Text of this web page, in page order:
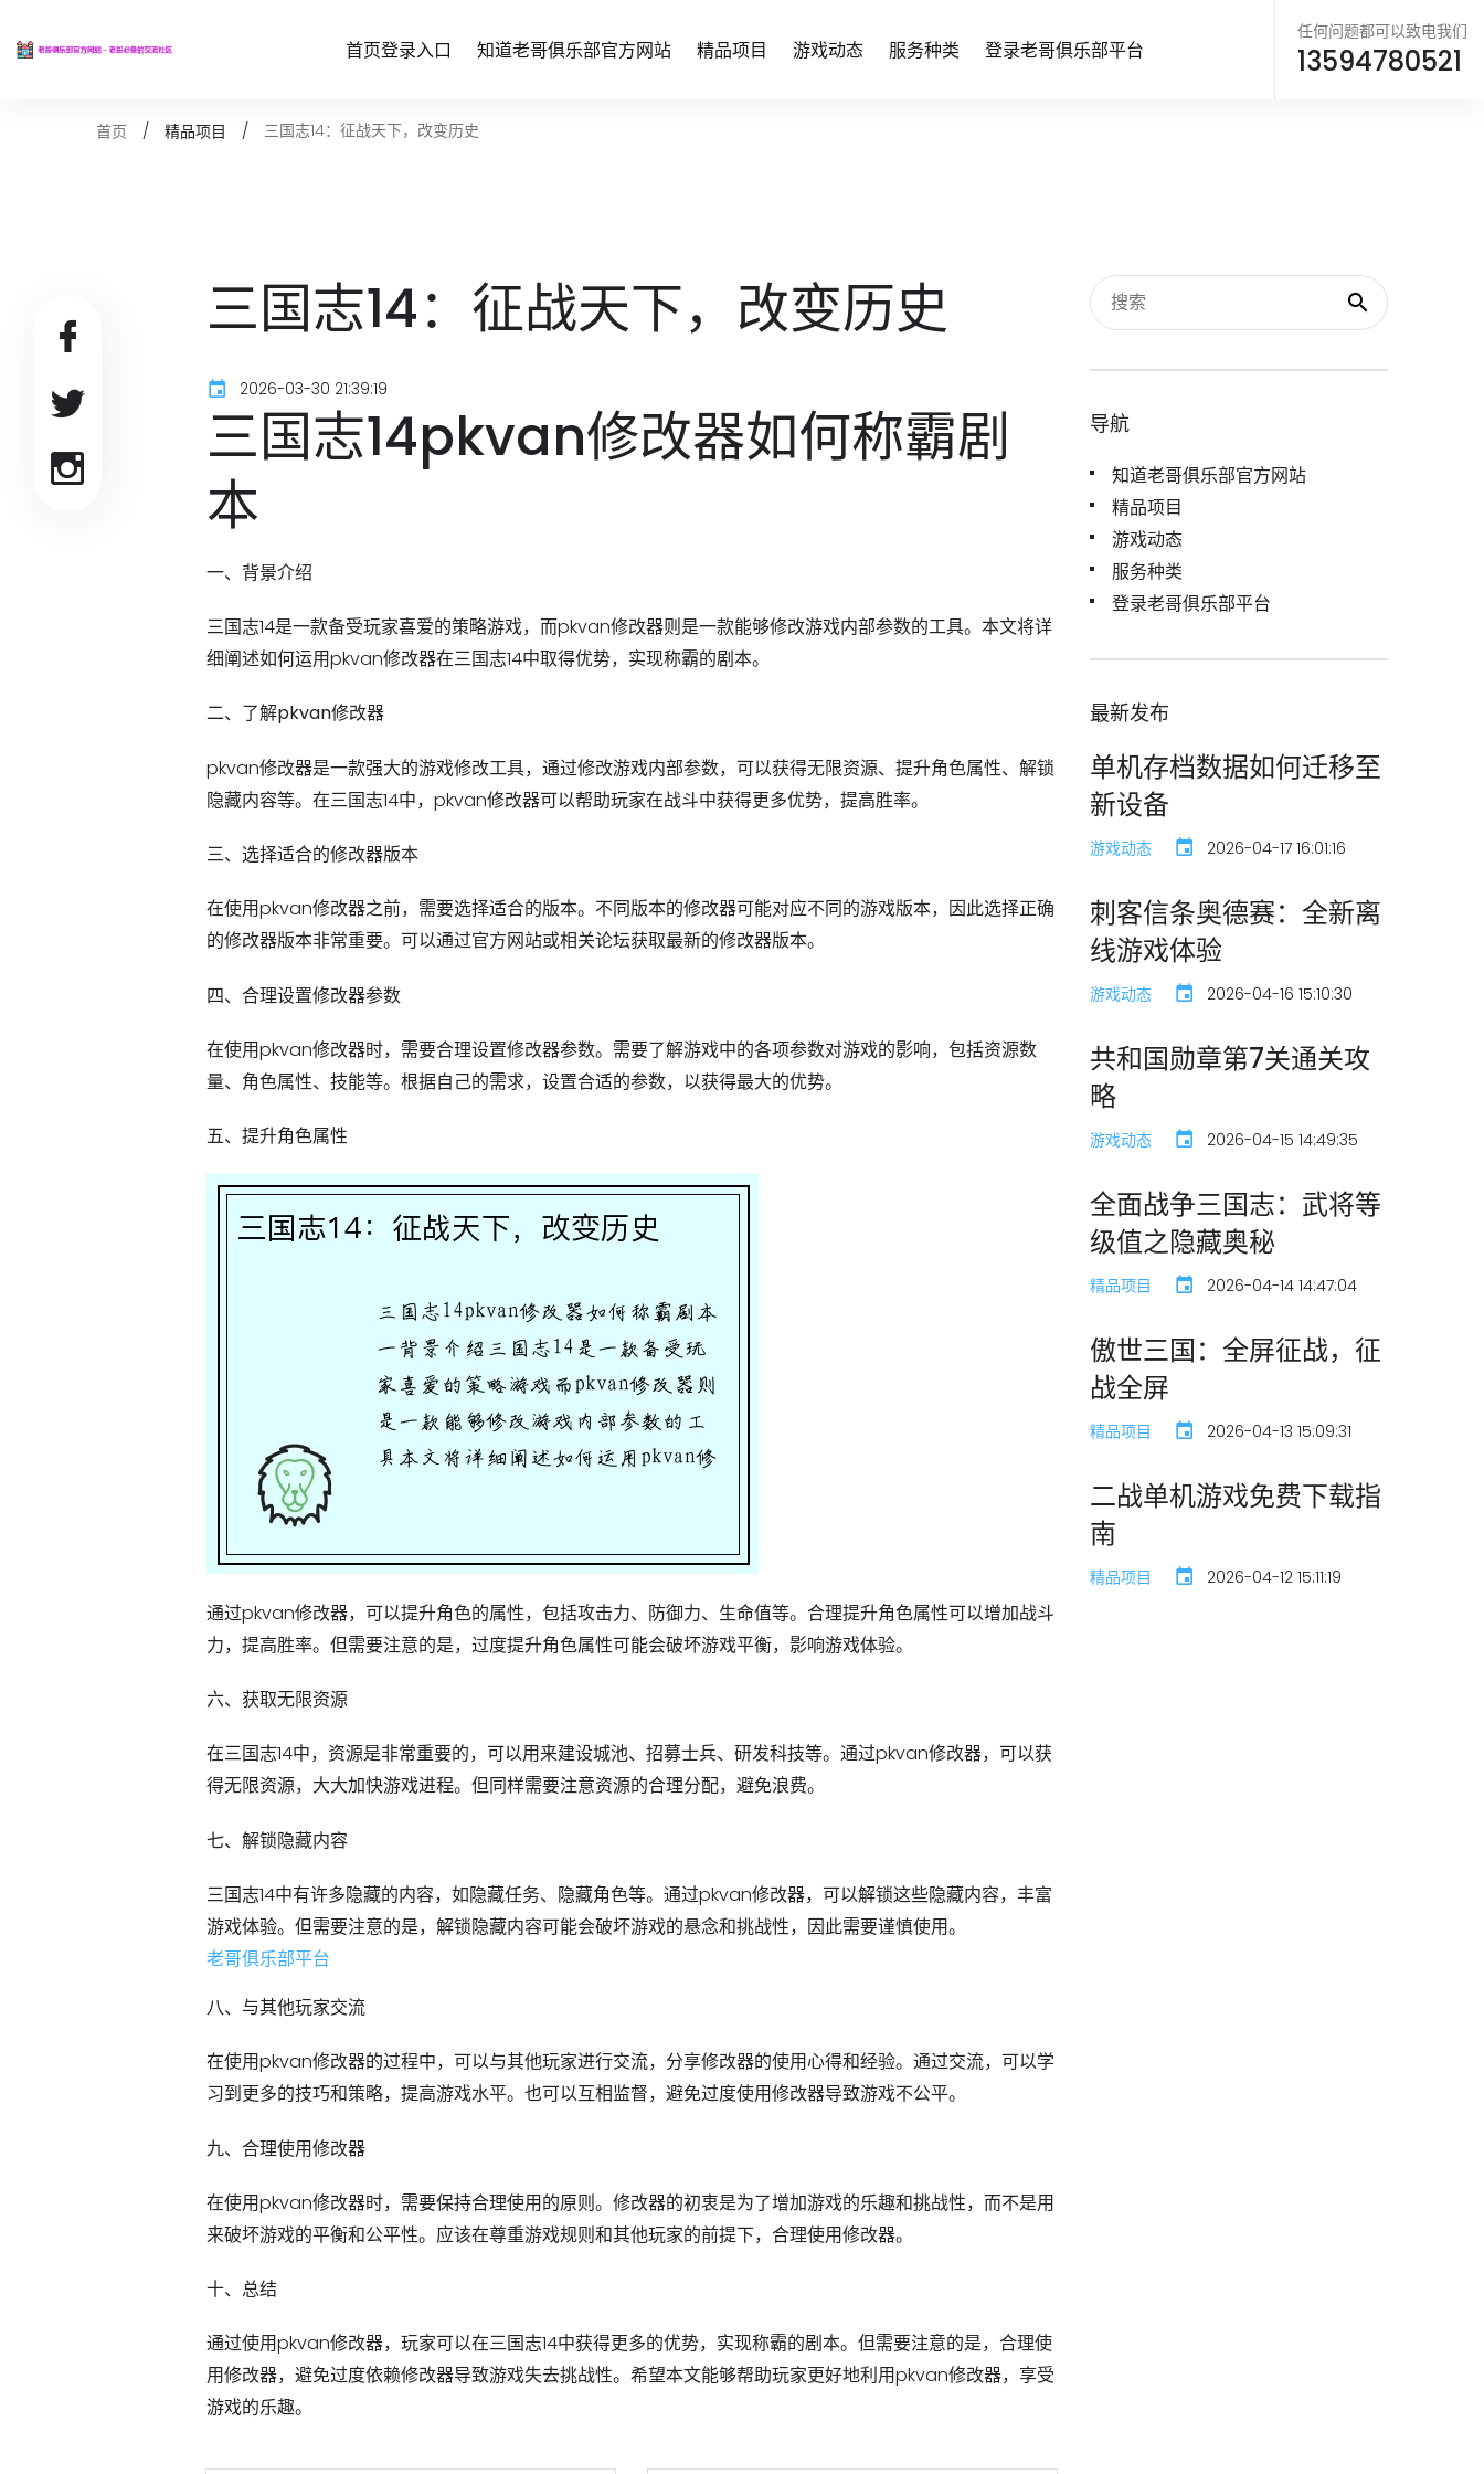
首页登录入口 知道老哥俱乐部官方网站 精品项目 游戏动态 服务种类 登录老哥俱乐部平台
任何问题都可以致电我们
13594780521
首页 精品项目 三国志14：征战天下，改变历史
三国志14：征战天下，改变历史
2026-03-30 21:39:19
三国志14pkvan修改器如何称霸剧
本
一、背景介绍
三国志14是一款备受玩家喜爱的策略游戏，而pkvan修改器则是一款能够修改游戏内部参数的工具。本文将详
细阐述如何运用pkvan修改器在三国志14中取得优势，实现称霸的剧本。
二、了解pkvan修改器
pkvan修改器是一款强大的游戏修改工具，通过修改游戏内部参数，可以获得无限资源、提升角色属性、解锁
隐藏内容等。在三国志14中，pkvan修改器可以帮助玩家在战斗中获得更多优势，提高胜率。
三、选择适合的修改器版本
在使用pkvan修改器之前，需要选择适合的版本。不同版本的修改器可能对应不同的游戏版本，因此选择正确
的修改器版本非常重要。可以通过官方网站或相关论坛获取最新的修改器版本。
四、合理设置修改器参数
在使用pkvan修改器时，需要合理设置修改器参数。需要了解游戏中的各项参数对游戏的影响，包括资源数
量、角色属性、技能等。根据自己的需求，设置合适的参数，以获得最大的优势。
五、提升角色属性
通过pkvan修改器，可以提升角色的属性，包括攻击力、防御力、生命值等。合理提升角色属性可以增加战斗
力，提高胜率。但需要注意的是，过度提升角色属性可能会破坏游戏平衡，影响游戏体验。
六、获取无限资源
在三国志14中，资源是非常重要的，可以用来建设城池、招募士兵、研发科技等。通过pkvan修改器，可以获
得无限资源，大大加快游戏进程。但同样需要注意资源的合理分配，避免浪费。
七、解锁隐藏内容
三国志14中有许多隐藏的内容，如隐藏任务、隐藏角色等。通过pkvan修改器，可以解锁这些隐藏内容，丰富
游戏体验。但需要注意的是，解锁隐藏内容可能会破坏游戏的悬念和挑战性，因此需要谨慎使用。
老哥俱乐部平台
八、与其他玩家交流
在使用pkvan修改器的过程中，可以与其他玩家进行交流，分享修改器的使用心得和经验。通过交流，可以学
习到更多的技巧和策略，提高游戏水平。也可以互相监督，避免过度使用修改器导致游戏不公平。
九、合理使用修改器
在使用pkvan修改器时，需要保持合理使用的原则。修改器的初衷是为了增加游戏的乐趣和挑战性，而不是用
来破坏游戏的平衡和公平性。应该在尊重游戏规则和其他玩家的前提下，合理使用修改器。
十、总结
通过使用pkvan修改器，玩家可以在三国志14中获得更多的优势，实现称霸的剧本。但需要注意的是，合理使
用修改器，避免过度依赖修改器导致游戏失去挑战性。希望本文能够帮助玩家更好地利用pkvan修改器，享受
游戏的乐趣。
导航
知道老哥俱乐部官方网站
精品项目
游戏动态
服务种类
登录老哥俱乐部平台
最新发布
单机存档数据如何迁移至
新设备
游戏动态 2026-04-17 16:01:16
刺客信条奥德赛：全新离
线游戏体验
游戏动态 2026-04-16 15:10:30
共和国勋章第7关通关攻
略
游戏动态 2026-04-15 14:49:35
全面战争三国志：武将等
级值之隐藏奥秘
精品项目 2026-04-14 14:47:04
傲世三国：全屏征战，征
战全屏
精品项目 2026-04-13 15:09:31
二战单机游戏免费下载指
南
精品项目 2026-04-12 15:11:19